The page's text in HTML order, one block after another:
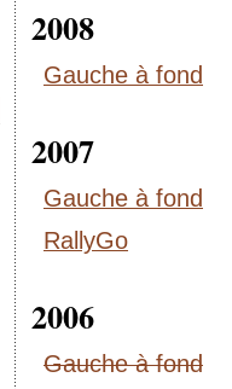
2008
Gauche à fond
2007
Gauche à fond
RallyGo
2006
Gauche à fond